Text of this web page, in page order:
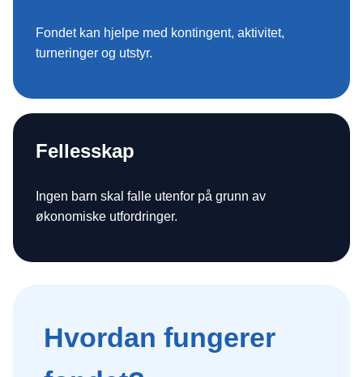
Fondet kan hjelpe med kontingent, aktivitet,
turneringer og utstyr.
Fellesskap
Ingen barn skal falle utenfor på grunn av
økonomiske utfordringer.
Hvordan fungerer